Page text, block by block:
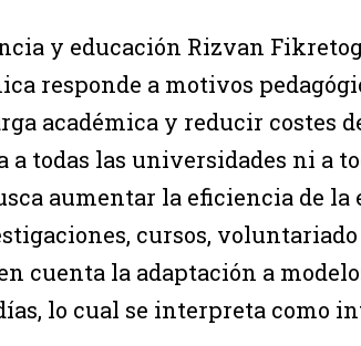
y educación Rizvan
responde a motivos
académica y reducir costes
a todas las universidades ni a
aumentar la eficiencia de la
cursos,
cuenta la adaptación a
lo cual se interpreta como